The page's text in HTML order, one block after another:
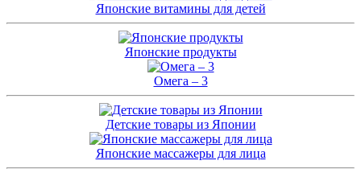
Японские витамины для детей
Японские продукты
Омега – 3
Детские товары из Японии
Японские массажеры для лица